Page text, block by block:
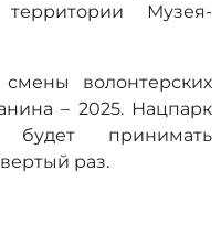
Музея-
волонтерских
– 2025. Нацпарк
будет принимать
раз.